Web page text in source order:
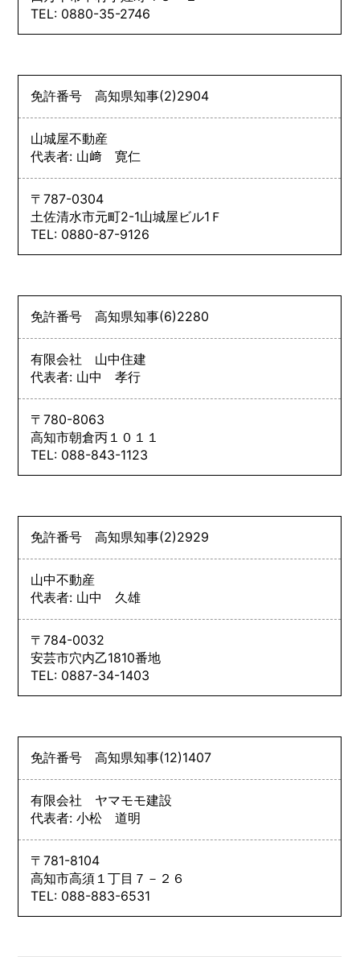
TEL: 0880-35-2746
免許番号高知県知事(2)2904
山城屋不動産
代表者: 山﨑 寛仁
〒787-0304
土佐清水市元町2-1山城屋ビル1Ｆ
TEL: 0880-87-9126
免許番号高知県知事(6)2280
有限会社 山中住建
代表者: 山中 孝行
〒780-8063
高知市朝倉丙１０１１
TEL: 088-843-1123
免許番号高知県知事(2)2929
山中不動産
代表者: 山中 久雄
〒784-0032
安芸市穴内乙1810番地
TEL: 0887-34-1403
免許番号高知県知事(12)1407
有限会社 ヤマモモ建設
代表者: 小松 道明
〒781-8104
高知市高須１丁目７－２６
TEL: 088-883-6531